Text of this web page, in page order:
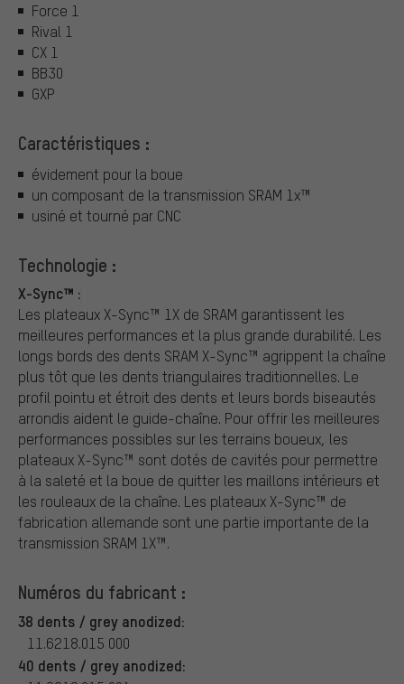
Force 1
Rival 1
CX 1
BB30
GXP
Caractéristiques :
évidement pour la boue
un composant de la transmission SRAM 1x™
usiné et tourné par CNC
Technologie :
X-Sync™ :
Les plateaux X-Sync™ 1X de SRAM garantissent les
meilleures performances et la plus grande durabilité. Les
longs bords des dents SRAM X-Sync™ agrippent la chaîne
plus tôt que les dents triangulaires traditionnelles. Le
profil pointu et étroit des dents et leurs bords biseautés
arrondis aident le guide-chaîne. Pour offrir les meilleures
performances possibles sur les terrains boueux, les
plateaux X-Sync™ sont dotés de cavités pour permettre
à la saleté et la boue de quitter les maillons intérieurs et
les rouleaux de la chaîne. Les plateaux X-Sync™ de
fabrication allemande sont une partie importante de la
transmission SRAM 1X™.
Numéros du fabricant :
38 dents / grey anodized:
11.6218.015 000
40 dents / grey anodized: